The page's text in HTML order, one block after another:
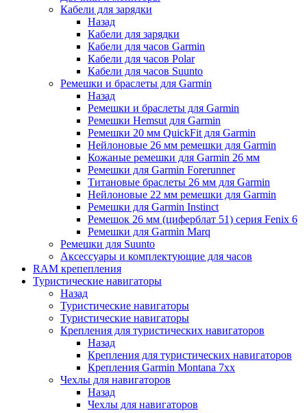
Кабели для зарядки
Назад
Кабели для зарядки
Кабели для часов Garmin
Кабели для часов Polar
Кабели для часов Suunto
Ремешки и браслеты для Garmin
Назад
Ремешки и браслеты для Garmin
Ремешки Hemsut для Garmin
Ремешки 20 мм QuickFit для Garmin
Нейлоновые 26 мм ремешки для Garmin
Кожаные ремешки для Garmin 26 мм
Ремешки для Garmin Forerunner
Титановые браслеты 26 мм для Garmin
Нейлоновые 22 мм ремешки для Garmin
Ремешки для Garmin Instinct
Ремешок 26 мм (циферблат 51) серия Fenix 6
Ремешки для Garmin Marq
Ремешки для Suunto
Аксессуары и комплектующие для часов
RAM крепепления
Туристические навигаторы
Назад
Туристические навигаторы
Туристические навигаторы
Крепления для туристических навигаторов
Назад
Крепления для туристических навигаторов
Крепления Garmin Montana 7xx
Чехлы для навигаторов
Назад
Чехлы для навигаторов